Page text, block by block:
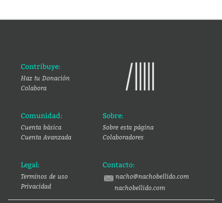
Contribuye:
Haz tu Donación
Colabora
Comunidad:
Cuenta básica
Cuenta Avanzada
Sobre:
Sobre esta página
Colaboradores
Legal:
Terminos de uso
Privacidad
Contacto:
nacho@nachobellido.com
nachobellido.com